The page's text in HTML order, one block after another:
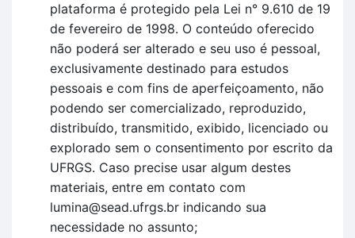
plataforma é protegido pela Lei n° 9.610 de 19
de fevereiro de 1998. O conteúdo oferecido
não poderá ser alterado e seu uso é pessoal,
exclusivamente destinado para estudos
pessoais e com fins de aperfeiçoamento, não
podendo ser comercializado, reproduzido,
distribuído, transmitido, exibido, licenciado ou
explorado sem o consentimento por escrito da
UFRGS. Caso precise usar algum destes
materiais, entre em contato com
lumina@sead.ufrgs.br indicando sua
necessidade no assunto;